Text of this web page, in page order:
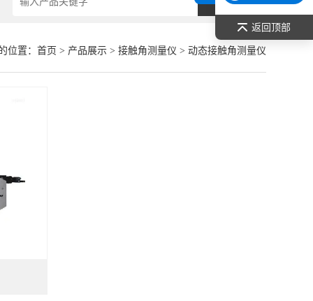
位置： 首页 > 产品展示> 接触角测量仪 > 动态接触角测量仪
返回顶部